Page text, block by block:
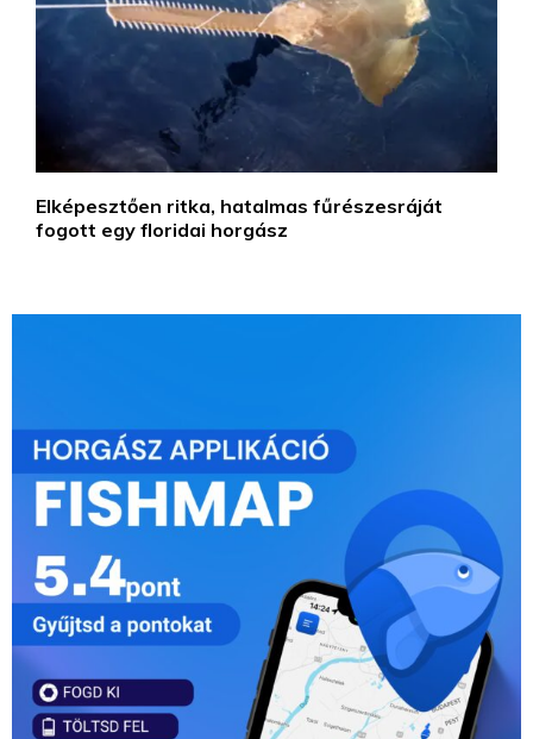
Elképesztően ritka, hatalmas fűrészesráját
fogott egy floridai horgász